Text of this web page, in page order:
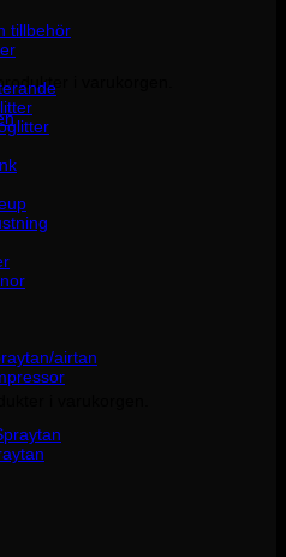
i varukorgen.
i varukorgen.
tillbehör
airtan